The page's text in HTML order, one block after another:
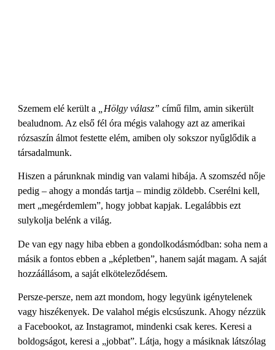
Szemem elé került a „Hölgy válasz” című film, amin sikerült
bealudnom. Az első fél óra mégis valahogy azt az amerikai
rózsaszín álmot festette elém, amiben oly sokszor nyűglődik a
társadalmunk.
Hiszen a párunknak mindig van valami hibája. A szomszéd nője
pedig – ahogy a mondás tartja – mindig zöldebb. Cserélni kell,
mert „megérdemlem”, hogy jobbat kapjak. Legalábbis ezt
sulykolja belénk a világ.
De van egy nagy hiba ebben a gondolkodásmódban: soha nem a
másik a fontos ebben a „képletben”, hanem saját magam. A saját
hozzáállásom, a saját elköteleződésem.
Persze-persze, nem azt mondom, hogy legyünk igénytelenek
vagy hiszékenyek. De valahol mégis elcsúszunk. Ahogy nézzük
a Facebookot, az Instagramot, mindenki csak keres. Keresi a
boldogságot, keresi a „jobbat”. Látja, hogy a másiknak látszólag